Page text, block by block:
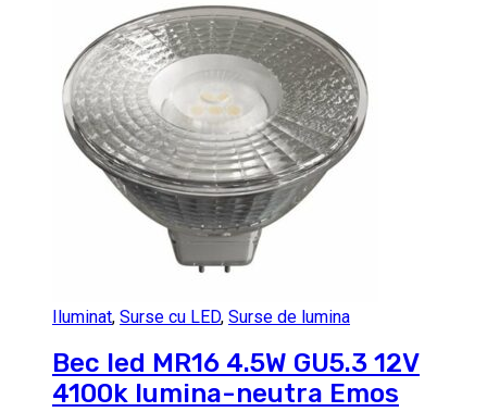
Iluminat, Surse cu LED, Surse de lumina
Bec led MR16 4.5W GU5.3 12V
4100k lumina-neutra Emos